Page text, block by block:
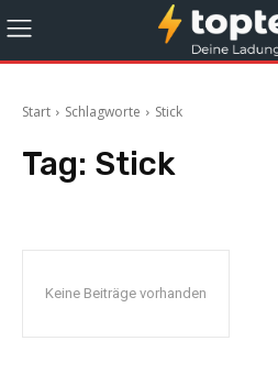
Start Schlagworte Stick
Tag: Stick
Keine Beiträge vorhanden